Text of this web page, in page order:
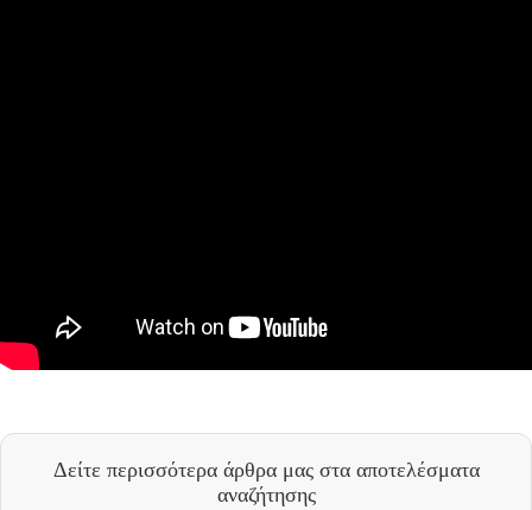
Δείτε περισσότερα άρθρα μας στα αποτελέσματα
αναζήτησης